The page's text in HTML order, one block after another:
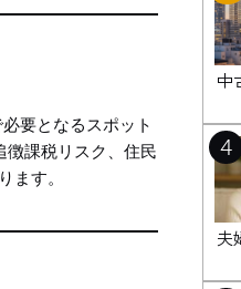
要となるスポット
徴課税リスク、住民
ます。
中
4
夫